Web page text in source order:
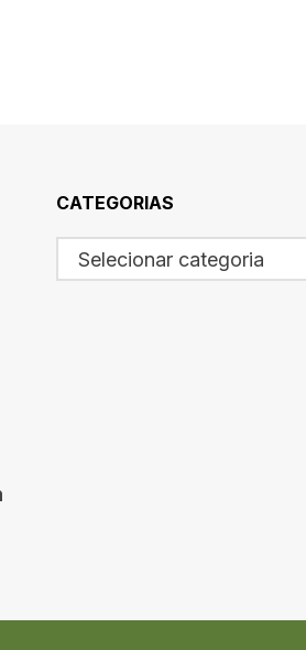
CATEGORIAS
Selecionar categoria